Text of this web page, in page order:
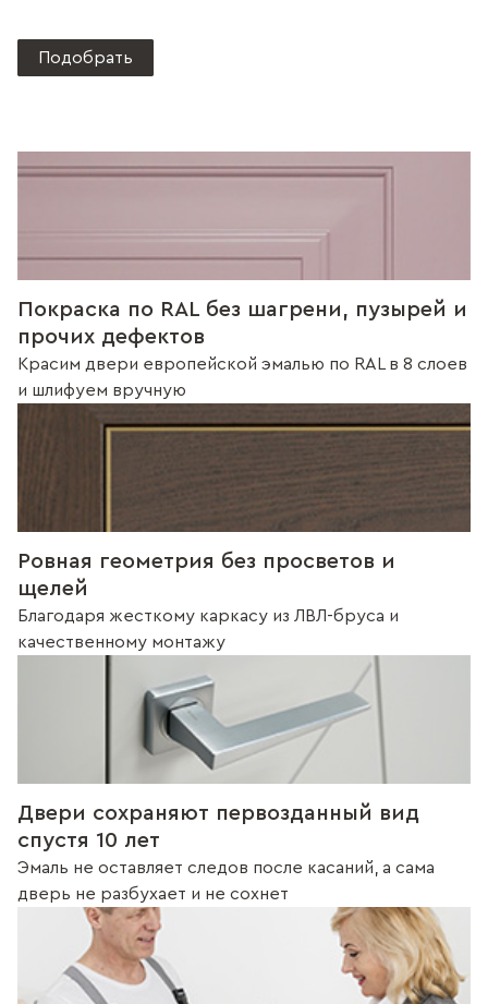
Подобрать
Покраска по RAL без шагрени, пузырей и
прочих дефектов
Красим двери европейской эмалью по RAL в 8 слоев
и шлифуем вручную
Ровная геометрия без просветов и
щелей
Благодаря жесткому каркасу из ЛВЛ-бруса и
качественному монтажу
Двери сохраняют первозданный вид
спустя 10 лет
Эмаль не оставляет следов после касаний, а сама
дверь не разбухает и не сохнет